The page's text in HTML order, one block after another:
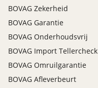
BOVAG Zekerheid
BOVAG Garantie
BOVAG Onderhoudsvrij
BOVAG Import Tellercheck
BOVAG Omruilgarantie
BOVAG Afleverbeurt